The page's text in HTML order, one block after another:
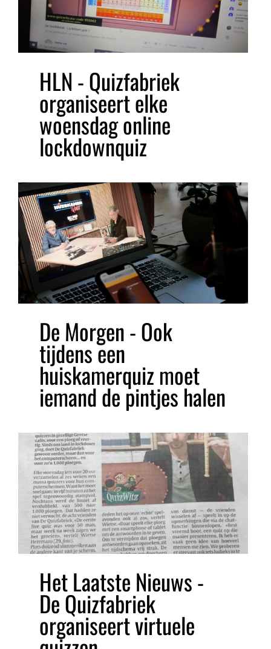
HLN - Quizfabriek
organiseert elke
woensdag online
lockdownquiz
De Morgen - Ook
tijdens een
huiskamerquiz moet
iemand de pintjes halen
Het Laatste Nieuws -
De Quizfabriek
organiseert virtuele